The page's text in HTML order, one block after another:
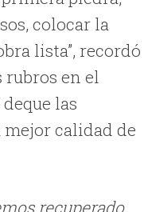
colocar la
lista”, recordó
en el
las
calidad de
recuperado